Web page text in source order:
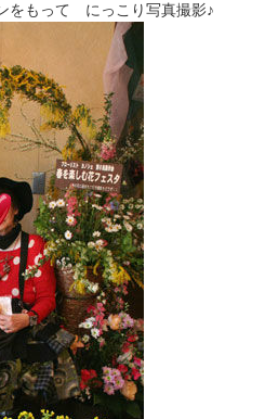
もって にっこり写真撮影♪